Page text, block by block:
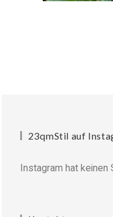
23qmStil auf
Instagram hat